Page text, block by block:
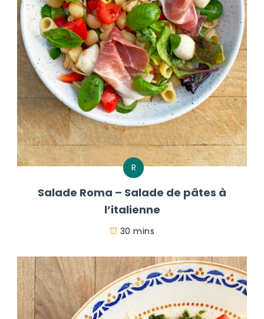
R
Salade Roma – Salade de pâtes à
l’italienne
30 mins